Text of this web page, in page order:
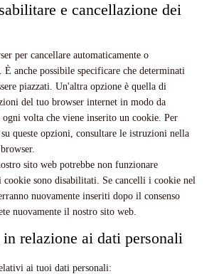
e cancellazione dei
per cancellare automaticamente o
È anche possibile specificare che determinati
piazzati. Un'altra opzione è quella di
del tuo browser internet in modo da
ogni volta che viene inserito un cookie. Per
queste opzioni, consultare le istruzioni nella
sito web potrebbe non funzionare
cookie sono disabilitati. Se cancelli i cookie nel
nuovamente inseriti dopo il consenso
nuovamente il nostro sito web.
relazione ai dati personali
ai tuoi dati personali: